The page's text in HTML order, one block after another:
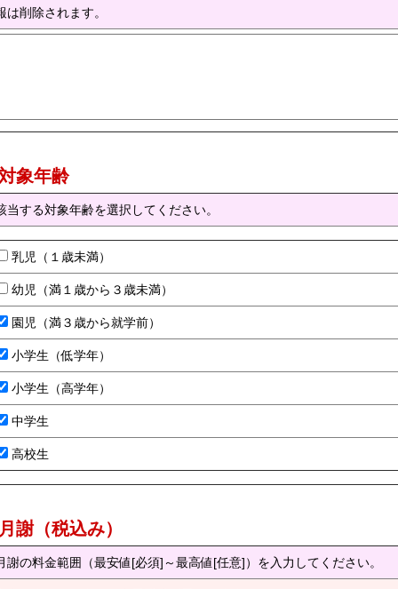
は削除されます。
象年齢
当する対象年齢を選択してください。
乳児（１歳未満）
幼児（満１歳から３歳未満）
園児（満３歳から就学前）
小学生（低学年）
小学生（高学年）
中学生
高校生
謝（税込み）
謝の料金範囲（最安値[必須]～最高値[任意]）を入力してください。